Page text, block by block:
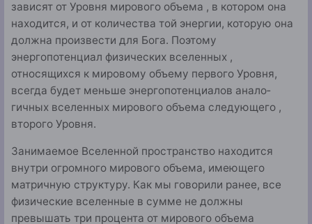
зависят от Уровня ми­рового объема , в котором она
находится, и от количества той энергии, которую она
должна произвести для Бога. Поэтому
энергопотенциал физических вселенных ,
относящихся к мировому объему первого Уровня,
всегда будет меньше энергопотенциалов анало­
гичных вселенных мирового объема следующего ,
вто­рого Уровня.
Занимаемое Вселенной пространство находится
внут­ри огромного мирового объема, име­ющего
матричную структуру. Как мы говорили ранее, все
физические вселенные в сумме не должны
превышать три процента от мирового объема